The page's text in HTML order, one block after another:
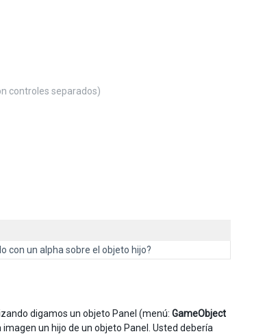
controles separados)
con un alpha sobre el objeto hijo?
digamos un objeto Panel (menú: GameObject
un hijo de un objeto Panel. Usted debería